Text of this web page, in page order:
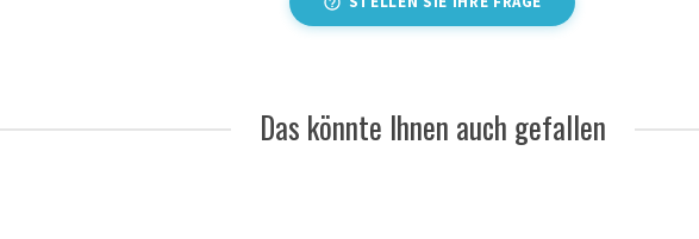
Das könnte Ihnen auch gefallen